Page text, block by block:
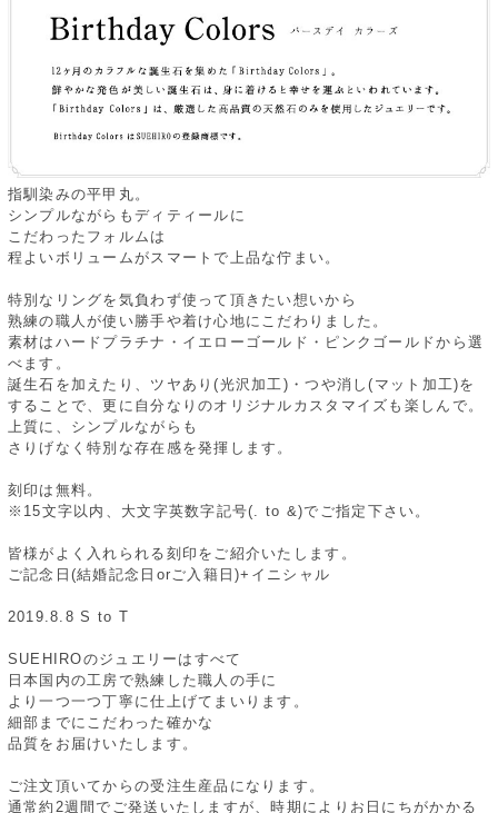
指馴染みの平甲丸。
シンプルながらもディティールに
こだわったフォルムは
程よいボリュームがスマートで上品な佇まい。
特別なリングを気負わず使って頂きたい想いから
熟練の職人が使い勝手や着け心地にこだわりました。
素材はハードプラチナ・イエローゴールド・ピンクゴールドから選
べます。
誕生石を加えたり、ツヤあり(光沢加工)・つや消し(マット加工)を
することで、更に自分なりのオリジナルカスタマイズも楽しんで。
上質に、シンプルながらも
さりげなく特別な存在感を発揮します。
刻印は無料。
※15文字以内、大文字英数字記号(. to &)でご指定下さい。
皆様がよく入れられる刻印をご紹介いたします。
ご記念日(結婚記念日orご入籍日)+イニシャル
2019.8.8 S to T
SUEHIROのジュエリーはすべて
日本国内の工房で熟練した職人の手に
より一つ一つ丁寧に仕上げてまいります。
細部までにこだわった確かな
品質をお届けいたします。
ご注文頂いてからの受注生産品になります。
通常約2週間でご発送いたしますが、時期によりお日にちがかかる